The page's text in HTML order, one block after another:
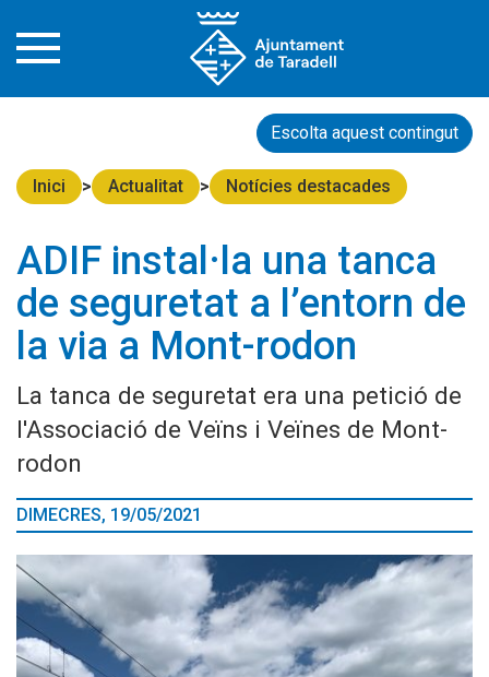
Escolta aquest contingut
Inici Actualitat Notícies destacades
ADIF instal·la una tanca
de seguretat a l’entorn de
la via a Mont-rodon
La tanca de seguretat era una petició de
l'Associació de Veïns i Veïnes de Mont-
rodon
DIMECRES, 19/05/2021